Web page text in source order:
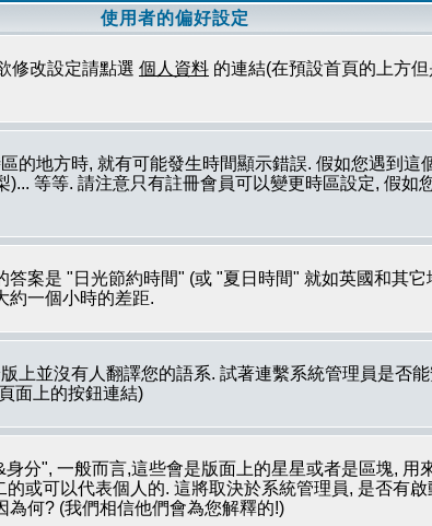
使用者的偏好設定
修改設定請點選 個人資料 的連結(在預設首頁的上方
的地方時, 就有可能發生時間顯示錯誤. 假如您遇到
等等. 請注意只有註冊會員可以變更時區設定, 假
案是 "日光節約時間" (或 "夏日時間" 就如英國和其
約一個小時的差距.
上並沒有人翻譯您的語系. 試著連繫系統管理員是否
面上的按鈕連結)
分", 一般而言,這些會是版面上的星星或者是區塊,
或可以代表個人的. 這將取決於系統管理員, 是否有
何? (我們相信他們會為您解釋的!)